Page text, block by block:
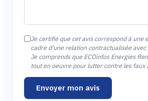
Je certifie que cet avis correspond à une
cadre d'une relation contractualisée
Je comprends que ECOinfos Energies
tout en oeuvre pour lutter contre les faux
Envoyer mon avis